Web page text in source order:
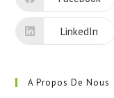
LinkedIn
A Propos De Nous